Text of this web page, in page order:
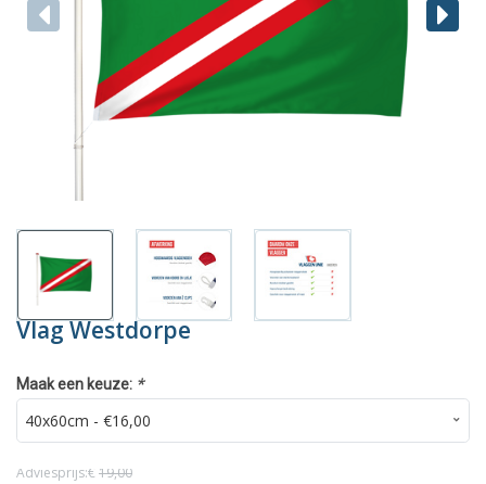
Vlag Westdorpe
Maak een keuze: *
Adviesprijs:€ 19,00